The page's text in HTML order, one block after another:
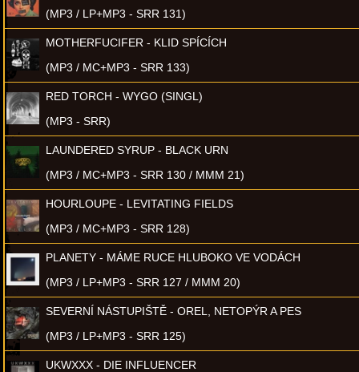
(MP3 / LP+MP3 - SRR 131)
MOTHERFUCIFER - KLID SPÍCÍCH
(MP3 / MC+MP3 - SRR 133)
RED TORCH - WYGO (SINGL)
(MP3 - SRR)
LAUNDERED SYRUP - BLACK URN
(MP3 / MC+MP3 - SRR 130 / MMM 21)
HOURLOUPE - LEVITATING FIELDS
(MP3 / MC+MP3 - SRR 128)
PLANETY - MÁME RUCE HLUBOKO VE VODÁCH
(MP3 / LP+MP3 - SRR 127 / MMM 20)
SEVERNÍ NÁSTUPIŠTĚ - OREL, NETOPÝR A PES
(MP3 / LP+MP3 - SRR 125)
UKWXXX - DIE INFLUENCER